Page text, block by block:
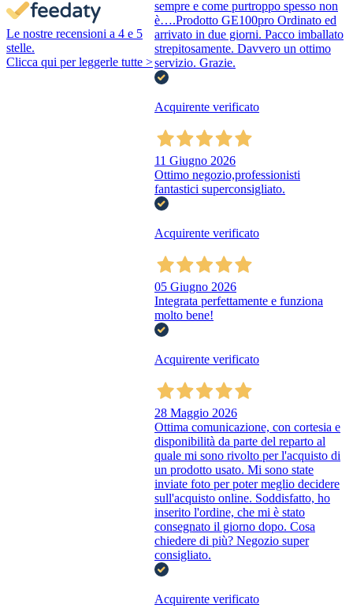
Le nostre recensioni a 4 e 5
stelle.
Clicca qui per leggerle tutte >
sempre e come purtroppo spesso non
è….Prodotto GE100pro Ordinato ed
arrivato in due giorni. Pacco imballato
strepitosamente. Davvero un ottimo
servizio. Grazie.
Acquirente verificato
11 Giugno 2026
Ottimo negozio,professionisti
fantastici superconsigliato.
Acquirente verificato
05 Giugno 2026
Integrata perfettamente e funziona
molto bene!
Acquirente verificato
28 Maggio 2026
Ottima comunicazione, con cortesia e
disponibilità da parte del reparto al
quale mi sono rivolto per l'acquisto di
un prodotto usato. Mi sono state
inviate foto per poter meglio decidere
sull'acquisto online. Soddisfatto, ho
inserito l'ordine, che mi è stato
consegnato il giorno dopo. Cosa
chiedere di più? Negozio super
consigliato.
Acquirente verificato